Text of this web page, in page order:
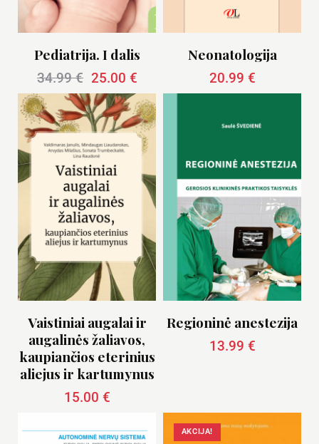
Pediatrija. I dalis
34.99€ 25.00 €
Neonatologija
20.99 €
Vaistiniai augalai ir
augalinės žaliavos,
kaupiančios eterinius
aliejus ir kartumynus
15.00 €
Regioninė anestezija
13.99 €
AKCIJA!